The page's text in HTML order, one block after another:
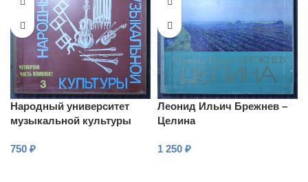
Народный университет
музыкальной культуры
Комплект 3)
750 ₽
Леонид Ильич Брежнев –
Целина
1 250 ₽